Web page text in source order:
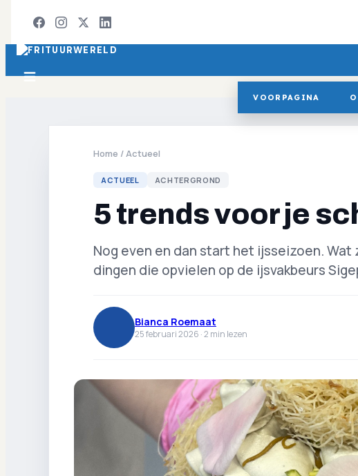
VOORPAGINA
Home /Actueel
ACTUEEL ACHTERGROND
5 trends voor je
Nog even en dan start het ijsseizoen.
dingen die opvielen op de ijsvakbeurs
Bianca Roemaat
25 februari 2026 ·2 min lezen